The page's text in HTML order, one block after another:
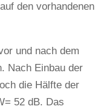
den vor­han­denen
und nach dem
Nach Einbau der
die Hälfte der
52 dB. Das